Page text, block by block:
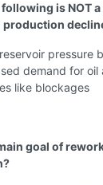
is NOT
production
pressure
demand for oil
like blockages
goal of